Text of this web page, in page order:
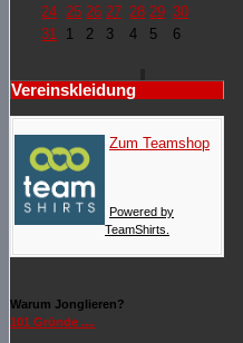
24 25 26 27 28 29 30
31 1 2 3 4 5 6
Vereinskleidung
Zum Teamshop
Powered by
TeamShirts.
Warum Jonglieren?
101 Gründe ....